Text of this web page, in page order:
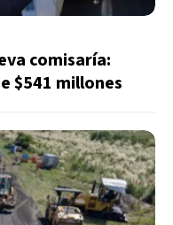
comisaría:
$541 millones